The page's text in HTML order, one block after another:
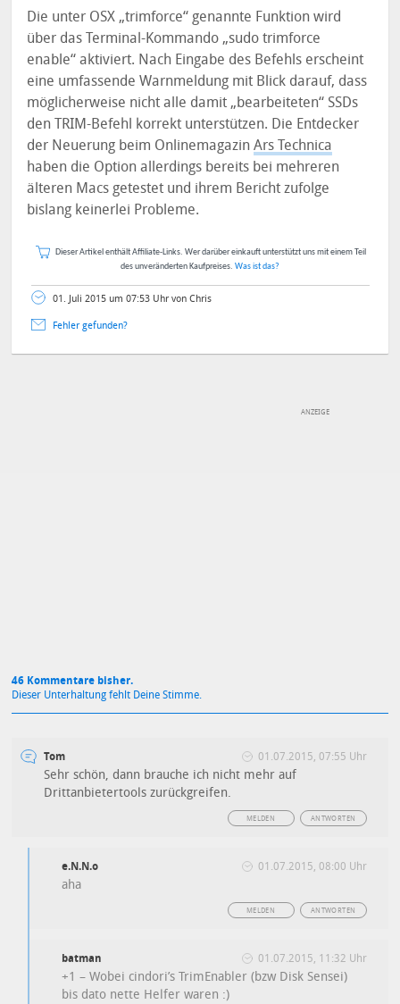
Die unter OSX „trimforce“ genannte Funktion wird
über das Terminal-Kommando „sudo trimforce
enable“ aktiviert. Nach Eingabe des Befehls erscheint
eine umfassende Warnmeldung mit Blick darauf, dass
möglicherweise nicht alle damit „bearbeiteten“ SSDs
den TRIM-Befehl korrekt unterstützen. Die Entdecker
der Neuerung beim OnlinemagazinArs Technica
haben die Option allerdings bereits bei mehreren
älteren Macs getestet und ihrem Bericht zufolge
bislang keinerlei Probleme.
Dieser Artikel enthält Affiliate-Links. Wer darüber einkauft unterstützt uns mit einem Teil
des unveränderten Kaufpreises. Was ist das?
01. Juli 2015 um 07:53 Uhr von Chris
Fehler gefunden?
46 Kommentare bisher.
Dieser Unterhaltung fehlt Deine Stimme.
Tom 01.07.2015, 07:55 Uhr
Sehr schön, dann brauche ich nicht mehr auf
Drittanbietertools zurückgreifen.
ANTWORTEN
MELDEN
e.N.N.o 01.07.2015, 08:00 Uhr
aha
ANTWORTEN
MELDEN
batman 01.07.2015, 11:32 Uhr
+1 – Wobei cindori’s TrimEnabler (bzw Disk Sensei)
bis dato nette Helfer waren :)